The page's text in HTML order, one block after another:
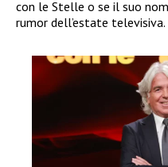
con le Stelle o se il suo
rumor dell’estate televisiva.